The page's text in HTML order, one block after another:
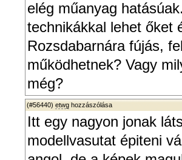
elég műanyag
technikákkal lehet őket
Rozsdabarnára fújás,
működhetnek? Vagy
még?
(#56440) etwg hozzászólása
Itt egy nagyon jonak
modellvasutat épiteni